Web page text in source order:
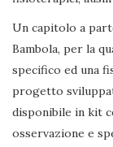
Un capitolo a
Bambola, per la
specifico ed una
progetto
disponibile in kit
osservazione e